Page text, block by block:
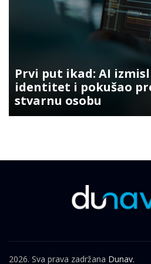
Prvi put ikad: AI
identitet i pokušao
stvarnu osobu
2026. Sva prava zadržana Dunav.